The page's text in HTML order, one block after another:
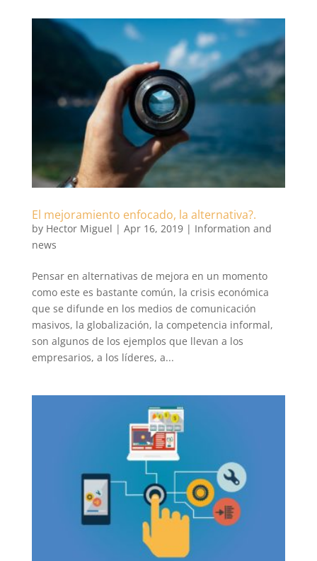
El mejoramiento enfocado, la alternativa?.
by Hector Miguel | Apr 16, 2019| Information and
news
Pensar en alternativas de mejora en un momento
como este es bastante común, la crisis económica
que se difunde en los medios de comunicación
masivos, la globalización, la competencia informal,
son algunos de los ejemplos que llevan a los
empresarios, a los líderes, a...